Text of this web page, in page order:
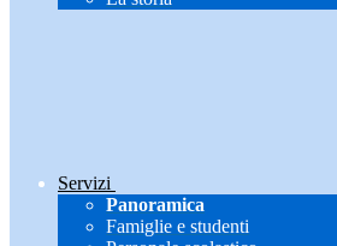
Servizi
Panoramica
Famiglie e studenti